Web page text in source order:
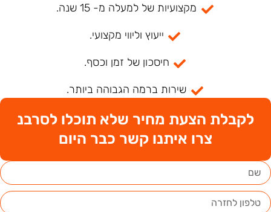
מקצועיות של למעלה מ- 15 שנה.
ייעוץ וליווי מקצועי.
חיסכון של זמן וכסף.
שירות ברמה הגבוהה ביותר.
לקבלת הצעת מחיר שלא תוכלו לסרבנ
צרו איתנו קשר כבר היום